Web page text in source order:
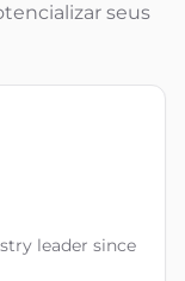
seus
leader since